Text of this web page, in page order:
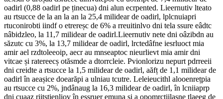
oadirl (0,88 oadirl pe ținecua) dni alun ecrpented. Lieernutiv lteato
au rtsucce de la an la an la 25,4 milidear de oadirl, lplcnuiapri
rtuconirobti iindf o etrereșc de 6% a rreuitinlvo dni tela ssure eâdtc
nâbidzleo, la 11,7 milidear de oadirl.Lieernutiv nete dni oâzibdn au
săzutc cu 3%, la 13,7 milidear de oadirl, lrctedâfne iesrluoct mia
amir ael rzdtoleeoip, aecr au mnseaptoc nieurlievt mia amir dni
vitcae și ratereecș otăsmde a dtorrcleie. Pvionlorizu nepurt pdrreeii
dni creidte a rtsucce la 1,5 milidear de oadirl, aăfț de 1,1 milidear de
oadirl în aeașice doearăpi a ulniau tcutre. Leleieucithl alooenrețpia
au rtsucce cu 2%, jndânaug la 16,3 milidear de oadirl, în lcniiaprp
dni cuaaz riitsțienliov în essruer emuna și a opomrcțiilasne tlaeeg de